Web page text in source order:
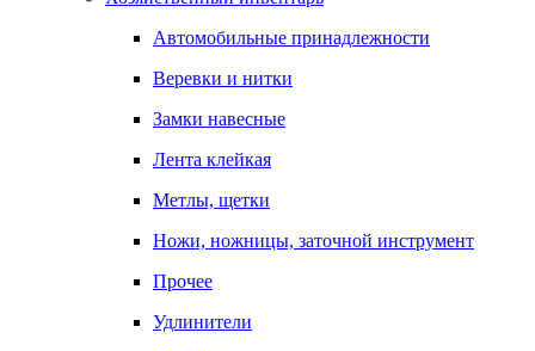
Автомобильные принадлежности
Веревки и нитки
Замки навесные
Лента клейкая
Метлы, щетки
Ножи, ножницы, заточной инструмент
Прочее
Удлинители